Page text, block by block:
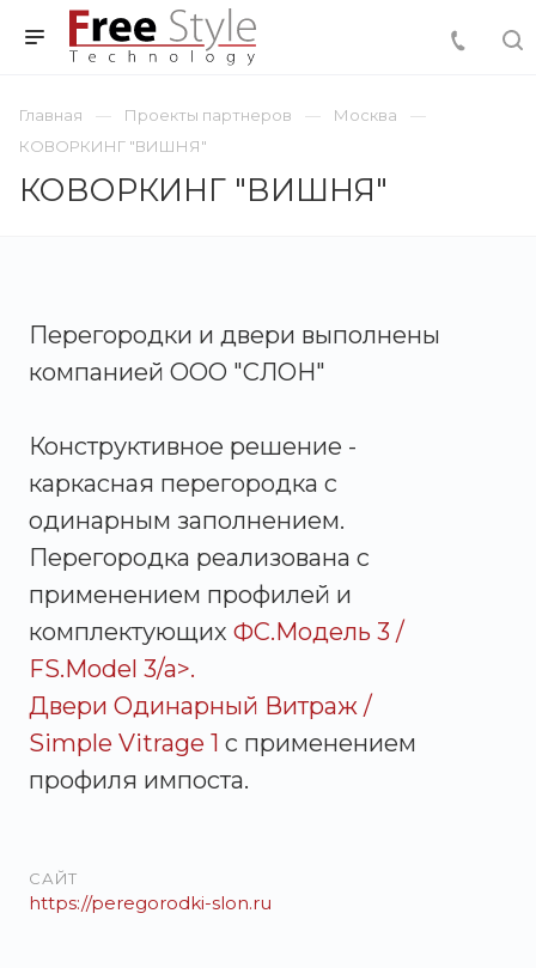
Главная Проекты партнеров
Москва
КОВОРКИНГ "ВИШНЯ"
КОВОРКИНГ "ВИШНЯ"
Перегородки и двери выполнены
компанией ООО "СЛОН"
Конструктивное решение -
каркасная перегородка с
одинарным заполнением.
Перегородка реализована с
применением профилей и
комплектующих ФС.Модель 3 /
FS.Model 3/a>.
Двери Одинарный Витраж /
Simple Vitrage 1 с применением
профиля импоста.
САЙТ
https://peregorodki-slon.ru